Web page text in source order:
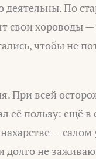
деятельны. По
свои хороводы
чтобы не
При всей
её пользу: ещё
—
не